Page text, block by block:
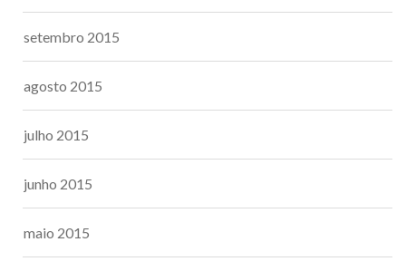
setembro 2015
agosto 2015
julho 2015
junho 2015
maio 2015